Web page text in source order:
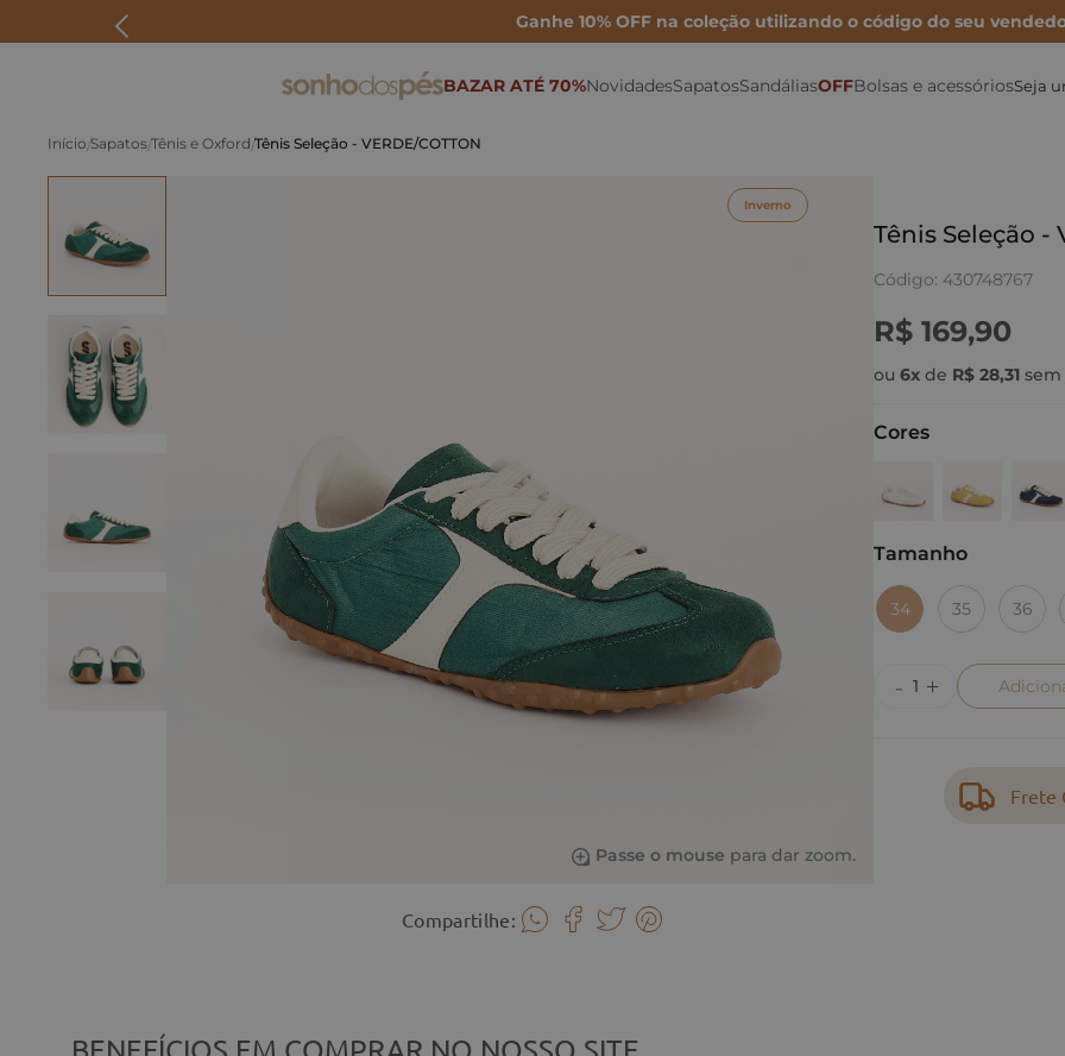
Ganhe 10% OFF na coleção utilizando o código do seu
BAZAR ATÉ 70%NovidadesSapatos
Sapatilhas
Scarpins
Sandálias
Anabelas
Plataformas
Sandálias Altas
Sandálias médias e baixas
OFFBolsas e acessórios
Bolsa Média
Bolsa Mini
Seja
Sapatos Tênis e Oxford Tênis Seleção - VERDE/COTTON
Inverno
Passe o mouse para dar zoom.
Compartilhe:
Tênis Seleção -
Código: 430748767
R$ 169,90
ou6x de R$ 28,31 sem
Cores
Tamanho
34 35 36
Frete